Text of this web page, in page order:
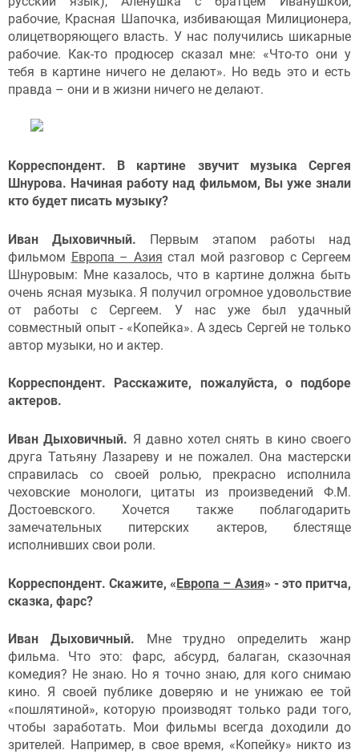
рабочие, Красная Шапочка, избивающая Милиционера,
олицетворяющего власть. У нас получились шикарные
рабочие. Как-то продюсер сказал мне: «Что-то они у
тебя в картине ничего не делают». Но ведь это и есть
правда – они и в жизни ничего не делают.
Корреспондент. В картине звучит музыка Сергея
Шнурова. Начиная работу над фильмом, Вы уже знали
кто будет писать музыку?
Иван Дыховичный. Первым этапом работы над
фильмом Европа – Азия стал мой разговор с Сергеем
Шнуровым: Мне казалось, что в картине должна быть
очень ясная музыка. Я получил огромное удовольствие
от работы с Сергеем. У нас уже был удачный
совместный опыт - «Копейка». А здесь Сергей не только
автор музыки, но и актер.
Корреспондент. Расскажите, пожалуйста, о подборе
актеров.
Иван Дыховичный. Я давно хотел снять в кино своего
друга Татьяну Лазареву и не пожалел. Она мастерски
справилась со своей ролью, прекрасно исполнила
чеховские монологи, цитаты из произведений Ф.М.
Достоевского. Хочется также поблагодарить
замечательных питерских актеров, блестяще
исполнивших свои роли.
Корреспондент. Скажите, «Европа – Азия» - это притча,
сказка, фарс?
Иван Дыховичный. Мне трудно определить жанр
фильма. Что это: фарс, абсурд, балаган, сказочная
комедия? Не знаю. Но я точно знаю, для кого снимаю
кино. Я своей публике доверяю и не унижаю ее той
«пошлятиной», которую производят только ради того,
чтобы заработать. Мои фильмы всегда доходили до
зрителей. Например, в свое время, «Копейку» никто из